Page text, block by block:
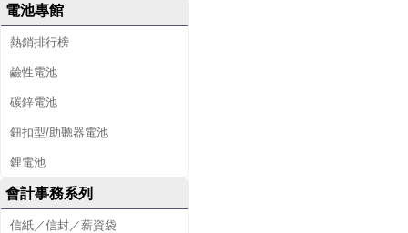
電池專館
熱銷排行榜
鹼性電池
碳鋅電池
鈕扣型/助聽器電池
鋰電池
會計事務系列
信紙／信封／薪資袋